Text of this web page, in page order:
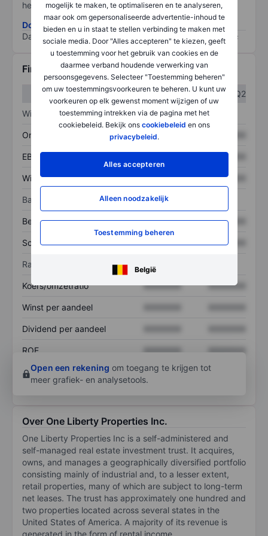
mogelijk te maken, te optimaliseren en te analyseren,
maar ook om gepersonaliseerde advertentie-inhoud te
bieden en u in staat te stellen verbinding te maken met
sociale media. Door "Alles accepteren" te kiezen, geeft
u toestemming voor het gebruik van cookies en de
daarmee verband houdende verwerking van
persoonsgegevens. Selecteer "Toestemming beheren"
om uw toestemmingsvoorkeuren te beheren. U kunt uw
voorkeuren op elk gewenst moment wijzigen of uw
toestemming intrekken via de pagina met het
cookiebeleid. Bekijk ons cookiebeleid en ons
privacybeleid.
Alles accepteren
Alleen noodzakelijk
Toestemming beheren
België
het grootste risico).
Download de ESG-risicomethodologie
Data provided by
Financiële gegevens
Q1
Q2
Winst/verlies
Omzet XXXXXXX
EBITDA XXXXXXX
Winst XXXXXXX XXXXXXX
Balans
Bezittingen XXXXXXX XXXXXXX
Schulden XXXXXXX XXXXXXX
Ratio's
Koers/omzetratio XXXXXXX XXXXXXX
Winst per aandeel
Dividend per aandeel
ROE XXXXXXX
XXXXXXX
Open een rekening om toegang te krijgen tot
meer grafiek- en analysetools.
Over One Liberty Properties Inc.
One Liberty Properties Inc is a self-administered and
self-managed real estate investment trust. It acquires,
owns, and manages a geographically diversified portfolio
consisting mainly of industrial and, to a lesser extent,
retail properties, many of which are subject to long-term
net leases. The trust has approximately one hundred and
two properties located across several states in the
United States of America. A majority of its revenue is
generated in the form of rental income.